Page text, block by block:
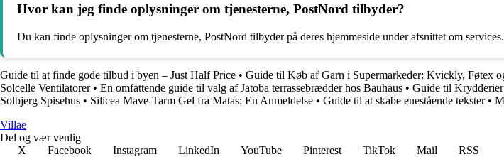
Hvor kan jeg finde oplysninger om tjenesterne, PostNord tilbyder?
Du kan finde oplysninger om tjenesterne, PostNord tilbyder på deres hjemmeside under afsnittet om services.
Guide til at finde gode tilbud i byen – Just Half Price • Guide til Køb af Garn i Supermarkeder: Kvickly, Føtex
Solcelle Ventilatorer• En omfattende guide til valg af Jatoba terrassebrædder hos Bauhaus • Guide til
Solbjerg Spisehus • Silicea Mave-Tarm Gel fra Matas: En Anmeldelse • Guide til at skabe enestående tekster•
Villae
Del og vær venlig
X
Facebook Instagram LinkedIn YouTube Pinterest TikTok Mail
RSS